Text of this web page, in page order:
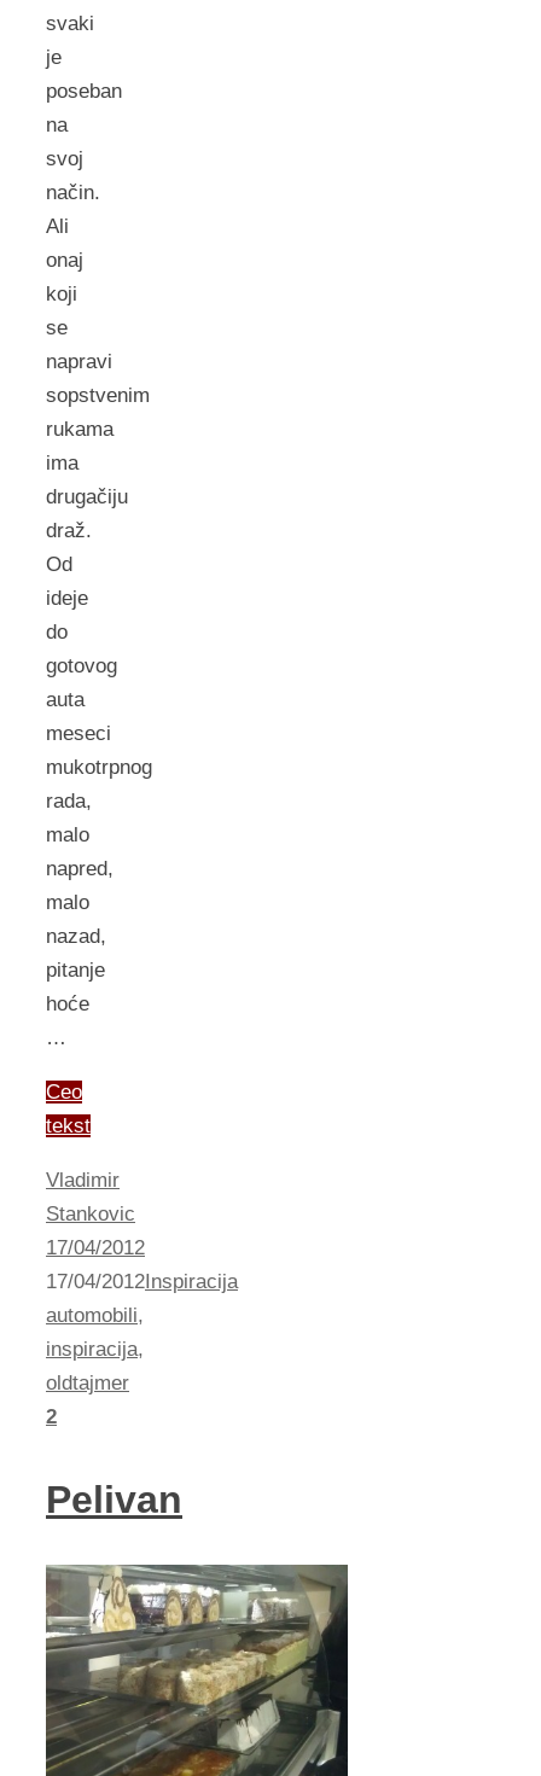
svaki
je
poseban
na
svoj
način.
Ali
onaj
koji
se
napravi
sopstvenim
rukama
ima
drugačiju
draž.
Od
ideje
do
gotovog
auta
meseci
mukotrpnog
rada,
malo
napred,
malo
nazad,
pitanje
hoće
…
Ceo
tekst
Vladimir
Stankovic
17/04/2012
17/04/2012 Inspiracija
automobili,
inspiracija,
oldtajmer
2
Pelivan